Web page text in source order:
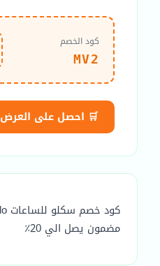
كود الخصم
MV2
🛒 احصل على العرض
مضمون يصل الي 20٪